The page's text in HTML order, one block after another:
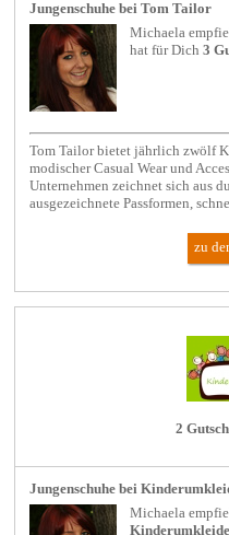
Jungenschuhe bei Tom Tailor
Michaela
hat für Dich3
Tom Tailor bietet jährlich zwölf
modischer Casual Wear und
Unternehmen zeichnet sich aus
ausgezeichnete Passformen,
zu
2
Jungenschuhe bei
Michaela